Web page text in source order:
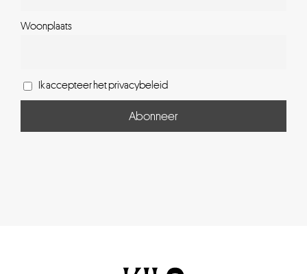
Woonplaats
Ik accepteer het privacybeleid